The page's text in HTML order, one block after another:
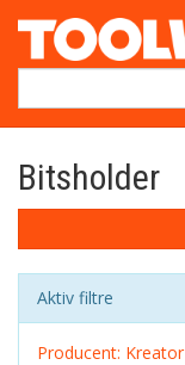
Bitsholder
Aktiv filtre
Producent: Kreator